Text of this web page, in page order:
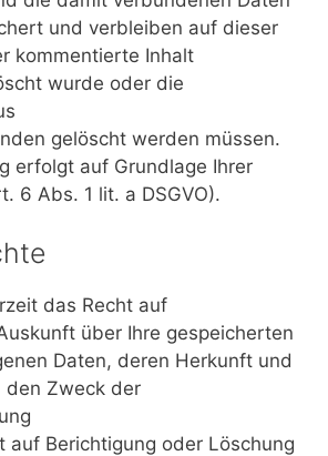
und verbleiben auf dieser
kommentierte Inhalt
wurde oder die
gelöscht werden müssen.
erfolgt auf Grundlage Ihrer
6 Abs. 1 lit. a DSGVO).
das Recht auf
über Ihre gespeicherten
Daten, deren Herkunft und
den Zweck der
auf Berichtigung oder Löschung